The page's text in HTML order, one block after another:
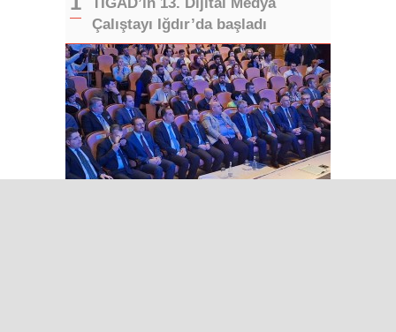
Çalıştayı Iğdır’da başladı